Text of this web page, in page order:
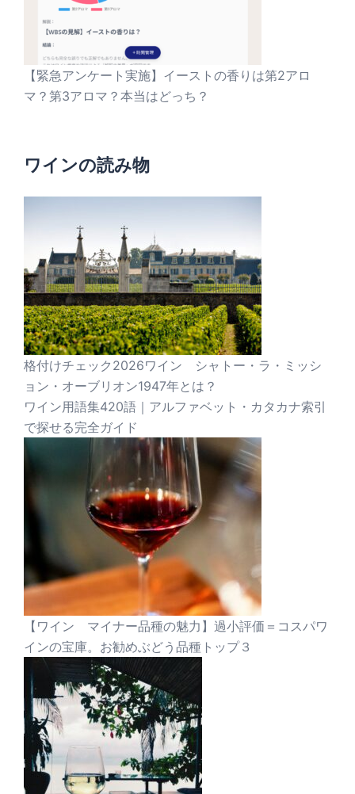
【緊急アンケート実施】イーストの香りは第2アロ
マ？第3アロマ？本当はどっち？
ワインの読み物
格付けチェック2026ワイン シャトー・ラ・ミッシ
ョン・オーブリオン1947年とは？
ワイン用語集420語｜アルファベット・カタカナ索引
で探せる完全ガイド
【ワイン マイナー品種の魅力】過小評価＝コスパワ
インの宝庫。お勧めぶどう品種トップ３